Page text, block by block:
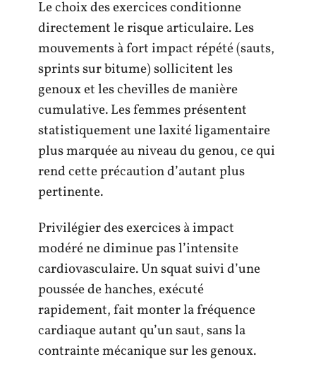
Le choix des exercices conditionne
directement le risque articulaire. Les
mouvements à fort impact répété (sauts,
sprints sur bitume) sollicitent les
genoux et les chevilles de manière
cumulative. Les femmes présentent
statistiquement une laxité ligamentaire
plus marquée au niveau du genou, ce qui
rend cette précaution d’autant plus
pertinente.
Privilégier des exercices à impact
modéré ne diminue pas l’intensite
cardiovasculaire. Un squat suivi d’une
poussée de hanches, exécuté
rapidement, fait monter la fréquence
cardiaque autant qu’un saut, sans la
contrainte mécanique sur les genoux.